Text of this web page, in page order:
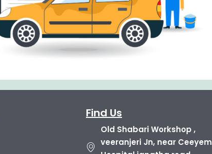
Find Us
Old Shabari Workshop ,
veeranjeri Jn, near Ceeyem